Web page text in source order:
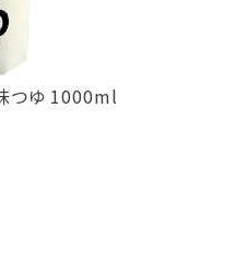
つゆ 1000ml